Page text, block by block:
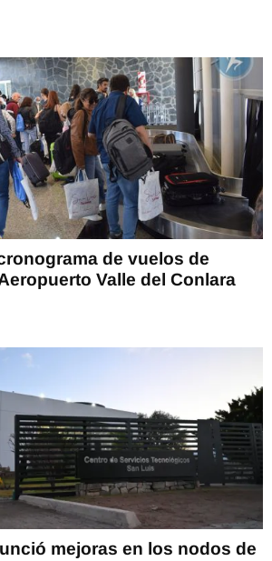
de vuelos de
Valle del Conlara
mejoras en los nodos de